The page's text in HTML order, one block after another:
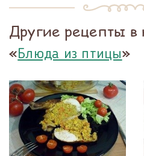
Другие рецепты в
«Блюда из птицы»